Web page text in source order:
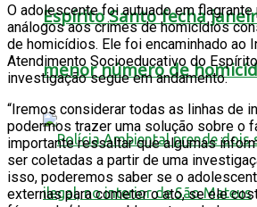
Espírito Santo fecha
menor número de
O adolescente foi autuado em
análogos aos crimes de homicídios
de homicídios. Ele foi encaminhado ao
Atendimento Socioeducativo do
investigação segue em andamento.
“Iremos considerar todas as linhas de
podermos trazer uma solução sobre o
importante ressaltar que algumas
ser coletadas a partir de uma
isso, poderemos saber se o
externas para cometer o ato, se ele